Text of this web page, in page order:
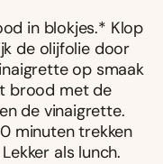
in blokjes.* Klop
de olijfolie door
op smaak
brood met de
de vinaigrette.
minuten trekken
als lunch.